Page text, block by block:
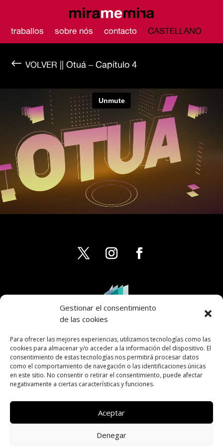
Gestionar el consentimiento
de las cookies
Para ofrecer las mejores experiencias, utilizamos tecnologías como las
cookies para almacenar y/o acceder a la información del dispositivo. El
consentimiento de estas tecnologías nos permitirá procesar datos
como el comportamiento de navegación o las identificaciones únicas
en este sitio. No consentir o retirar el consentimiento, puede afectar
negativamente a ciertas características y funciones.
Aceptar
Denegar
traballos sobre nós contacto CASTELLANO
# || Otuá – Capítulo 4
PRIVACIDAD